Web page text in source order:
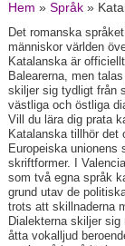
Hem » Språk»
Det romanska
människor världen
Katalanska är
Balearerna, men
skiljer sig tydligt från
västliga och östliga
Vill du lära dig prata
Katalanska tillhör det
Europeiska unionens
skriftformer. I
som två egna språk
grund utav de
trots att skillnaderna
Dialekterna skiljer
åtta vokalljud